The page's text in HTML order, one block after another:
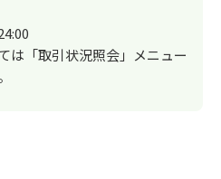
は「取引状況照会」メニュー